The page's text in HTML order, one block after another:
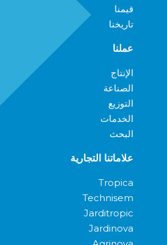
قيمنا
تاريخنا
عملنا
الإنتاج
الصناعة
التوزيع
الخدمات
البحث
علاماتنا التجارية
Tropica
Technisem
Jarditropic
Jardinova